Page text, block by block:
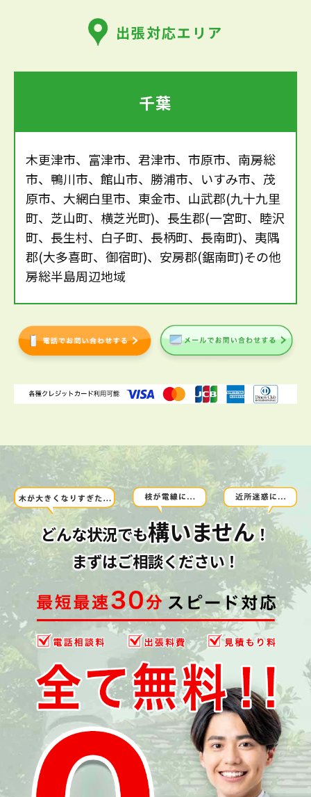
出張対応エリア
千葉
木更津市、富津市、君津市、市原市、南房総
市、鴨川市、館山市、勝浦市、いすみ市、茂
原市、大網白里市、東金市、山武郡(九十九里
町、芝山町、横芝光町)、長生郡(一宮町、睦沢
町、長生村、白子町、長柄町、長南町)、夷隅
郡(大多喜町、御宿町)、安房郡(鋸南町)その他
房総半島周辺地域
どんな状況でも構いません！
まずはご相談ください！